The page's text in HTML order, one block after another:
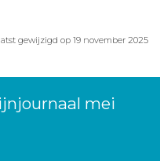
gewijzigd op 19 november 2025
mei